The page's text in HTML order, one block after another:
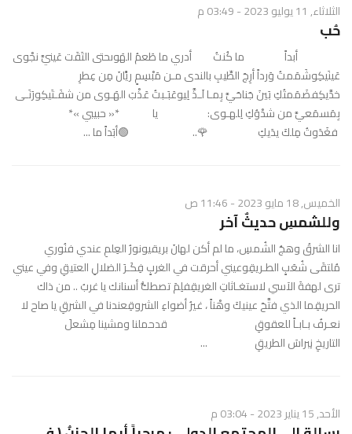
الثلاثاء, 11 يوليو 2023 - 03:49 م
حُب
أبداً ما كُنتُ أدري ما طَعمُ الهَوىحتى التَقَت عَينيَّ نجْوى
عَينَيكِوشَمَمتُ وَرداً أرِجَ الطِّيبِ بالندى مـن مَبْسِمٍ ريًَانَ مِن عِطرِ
خدَّيكِفضَمَمتُكِ بَينَ جَناحَيَّ بِمـا لَـذَّ لِيوعَبَـبتُ عَذْبَ الهَـوى من شفَـتَيكِورَنَـى
بِمَسمَعيَّ من شدْوُكِ لِلهـوى: يا *« حبيبي »*
فغَدَوتُ مِلكَ يدَيكِ 🌹.. 🟢أبَداً ما ...
الخميس, 18 مايو 2023 - 11:46 ص
وللشمسِ حديثٌ آخر
انا الشرقُ وهجُ الشُمسِ، ما لم أكن لهانَ بريقيونورُ العِلمِ عندي فنُوري
مُلتقَى شُعَبِِ الطـريقِوعيني أحرقت في الغربِِ فِكَـرَ الضلالِ العتيقِ وفي عيني
ترى لهفةَ الآسي لاستغـاثاتِ الغريقِفلِمَ تصطكُّ أسنانك يا غربُ .. من ذاك
الحريقِما الذي فتَّحَ عينيكَ وهْناً ، غيرُ أضواءِ الشروقِعندنا في الشرقِ يا صاح لا
نعـرفُ بـابـاً للعقوقِ قدحملنا ومشينا مِشعلَ
التاريخِ نِبراسَ الطريقِ ...
الأحد, 15 يناير 2023 - 03:04 م